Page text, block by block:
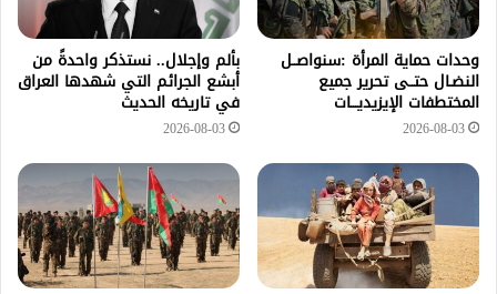
وحدات حماية المرأة :سنواصــل
النضـال حتــى تحرير جميع
المختطفات الإيزيديـــات
2026-08-03
بألم وإجلال.. نستذكر واحدةً من
أبشع الجرائم التي شهدها العراق
في تاريخه الحديث
2026-08-03